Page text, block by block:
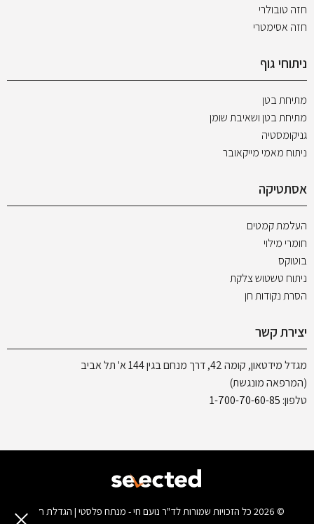
חזה טובולרי
חזה אסימטרי
ניתוחי גוף
מתיחת בטן
מתיחת בטן ושאיבת שומן
גניקומסטיה
ניתוח מאמי מייקאובר
אסתטיקה
העלמת קמטים
חומרי מילוי
בוטוקס
ניתוח טשטוש צלקת
הסרת נקודות חן
יצירת קשר
מגדל מידטאון, קומה 42, דרך מנחם בגין 144 א' תל אביב
(המרפאה מונגשת)
טלפון: 1-700-70-60-85
© 2026 כל הזכויות שמורות לד"ר נועם חי - מנתח פלסטי | הגדלת חזה